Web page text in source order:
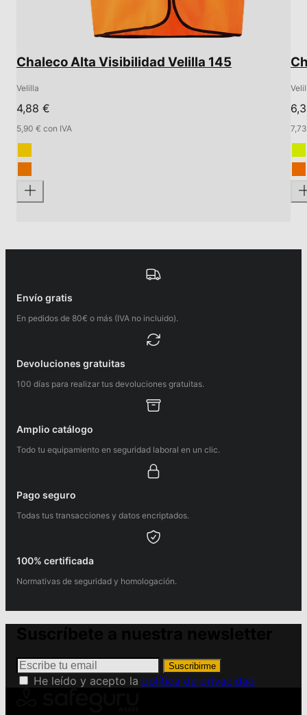
Chaleco Alta Visibilidad Velilla 145
Velilla
4,88 €
5,90 € con IVA
Envío gratis
En pedidos de 80€ o más (IVA no incluido).
Devoluciones gratuitas
100 días para realizar tus devoluciones gratuitas.
Amplio catálogo
Todo tu equipamiento en seguridad laboral en un clic.
Pago seguro
Todas tus transacciones y datos encriptados.
100% certificada
Normativas de seguridad y homologación.
Suscribirme
He leído y acepto la política de privacidad